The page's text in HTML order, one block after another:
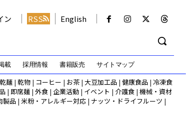
ン RSS English
載 採用情報 書籍販売 サイトマップ
乾麺 | 乾物 | コーヒー | お茶 | 大豆加工品 | 健康食品 | 冷凍食
| 即席麺 | 外食 | 企業活動 | イベント | 介護食 | 機械・資材
製品 | 米粉・アレルギー対応 | ナッツ・ドライフルーツ |